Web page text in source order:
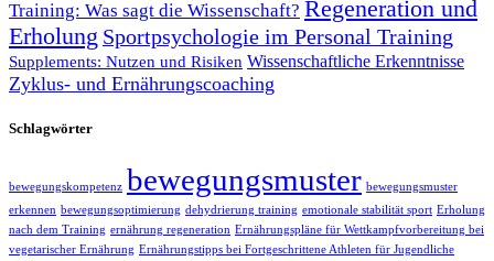
Training: Was sagt die Wissenschaft? Regeneration und
Erholung Sportpsychologie im Personal Training
Supplements: Nutzen und Risiken Wissenschaftliche Erkenntnisse
Zyklus- und Ernährungscoaching
Schlagwörter
bewegungskompetenz bewegungsmuster bewegungsmuster
erkennen bewegungsoptimierung dehydrierung training emotionale stabilität sport Erholung
nach dem Training ernährung regeneration Ernährungspläne für Wettkampfvorbereitung bei
vegetarischer Ernährung Ernährungstipps bei Fortgeschrittene Athleten für Jugendliche